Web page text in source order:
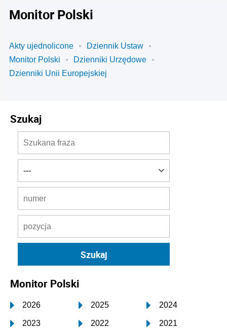
Monitor Polski
Akty ujednolicone
Dziennik Ustaw
Monitor Polski
Dzienniki Urzędowe
Dzienniki Unii Europejskiej
Szukaj
Monitor Polski
2026 2025 2024
2023 2022 2021